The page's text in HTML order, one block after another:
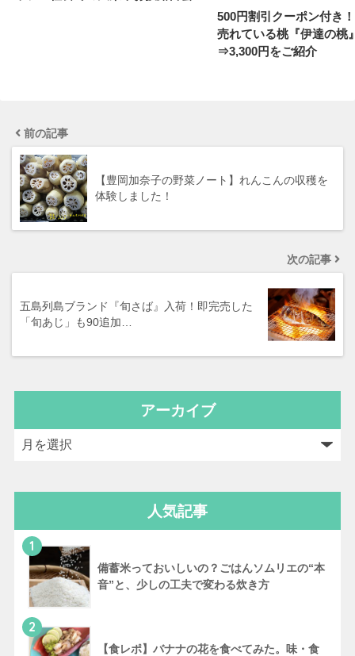
500円割引クーポン付き
売れている桃『伊達の桃
⇒3,300円をご紹介
前の記事
【豊岡加奈子の野菜ノート】れんこんの収穫を
体験しました！
次の記事
五島列島ブランド『旬さば』入荷！即完売した
「旬あじ」も90追加…
アーカイブ
人気記事
1
備蓄米っておいしいの？ごはんソムリエの“本
音”と、少しの工夫で変わる炊き方
2
【食レポ】バナナの花を食べてみた。味・食